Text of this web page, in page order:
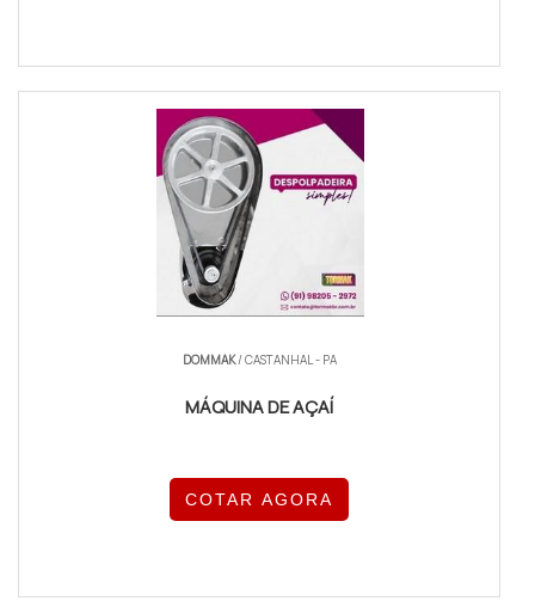
DOMMAK/ CASTANHAL - PA
MÁQUINA DE AÇAÍ
COTAR AGORA